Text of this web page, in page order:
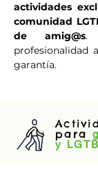
actividades
comunidad
de amig@s.
profesionalidad
garantía.
para
y